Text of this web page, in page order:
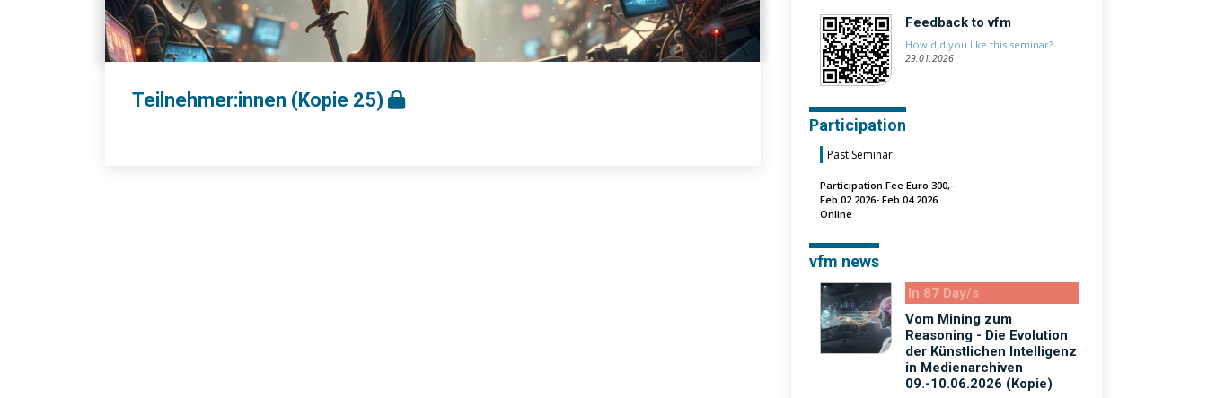
Teilnehmer:innen (Kopie 25)
Feedback to vfm
How did you like this seminar?
29.01.2026
Participation
Past Seminar
Participation Fee Euro 300,-
Feb 02 2026- Feb 04 2026
Online
vfm news
In 87 Day/s
Vom Mining zum
Reasoning - Die Evolution
der Künstlichen Intelligenz
in Medienarchiven
09.-10.06.2026 (Kopie)